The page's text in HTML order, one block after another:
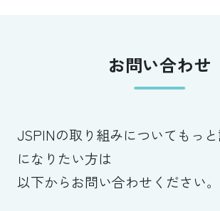
お問い合わせ
JSPINの取り組みについてもっ
になりたい方は
以下からお問い合わせください。